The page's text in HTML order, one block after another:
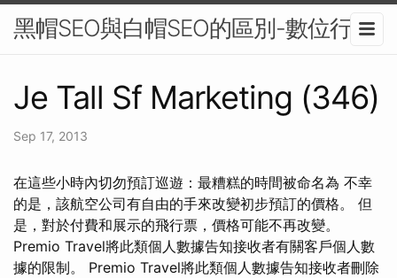
黑帽SEO與白帽SEO的區別-數位行銷
Je Tall Sf Marketing (346)
Sep 17, 2013
在這些小時內切勿預訂巡遊：最糟糕的時間被命名為 不幸
的是，該航空公司有自由的手來改變初步預訂的價格。 但
是，對於付費和展示的飛行票，價格可能不再改變。
Premio Travel將此類個人數據告知接收者有關客戶個人數
據的限制。 Premio Travel將此類個人數據告知接收者刪除